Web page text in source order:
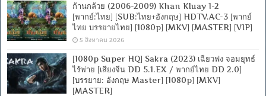
ก้านกล้วย (2006-2009) Khan Kluay 1-2
[พากย์:ไทย] [SUB:ไทย+อังกฤษ] HDTV.AC-3 [พากย์
ไทย บรรยายไทย] [1080p] [MKV] [MASTER] [VIP]
5 สิงหาคม 2026
[1080p Super HQ] Sakra (2023) เฉียวฟง จอมยุทธ์
ไร้พ่าย [เสียงจีน DD 5.1.EX / พากย์ไทย DD 2.0]
[บรรยาย: อังกฤษ Master] [1080p] [MKV]
[MASTER]